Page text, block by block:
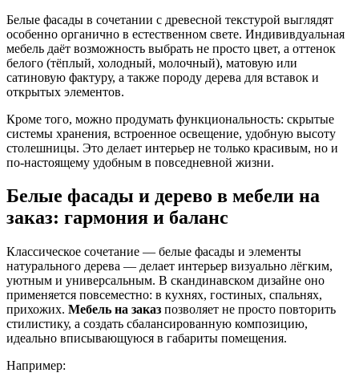
Белые фасады в сочетании с древесной текстурой выглядят
особенно органично в естественном свете. Индививдуальная
мебель даёт возможность выбрать не просто цвет, а оттенок
белого (тёплый, холодный, молочный), матовую или
сатиновую фактуру, а также породу дерева для вставок и
открытых элементов.
Кроме того, можно продумать функциональность: скрытые
системы хранения, встроенное освещение, удобную высоту
столешницы. Это делает интерьер не только красивым, но и
по-настоящему удобным в повседневной жизни.
Белые фасады и дерево в мебели на
заказ: гармония и баланс
Классическое сочетание — белые фасады и элементы
натурального дерева — делает интерьер визуально лёгким,
уютным и универсальным. В скандинавском дизайне оно
применяется повсеместно: в кухнях, гостиных, спальнях,
прихожих. Мебель на заказ позволяет не просто повторить
стилистику, а создать сбалансированную композицию,
идеально вписывающуюся в габариты помещения.
Например: